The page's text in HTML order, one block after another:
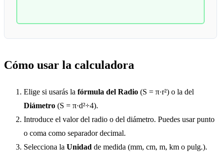
Cómo usar la calculadora
Elige si usarás la fórmula del Radio (S = π·r²) o la del
Diámetro (S = π·d²÷4).
Introduce el valor del radio o del diámetro. Puedes usar punto
o coma como separador decimal.
Selecciona la Unidad de medida (mm, cm, m, km o pulg.).